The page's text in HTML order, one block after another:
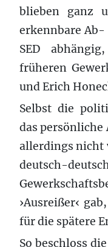
blieben ganz
erkennbare Ab-
SED
früheren
und Erich
Selbst die
das persönliche
allerdings nicht
deutsch-
›Ausreißer‹
für die spätere
So beschloss